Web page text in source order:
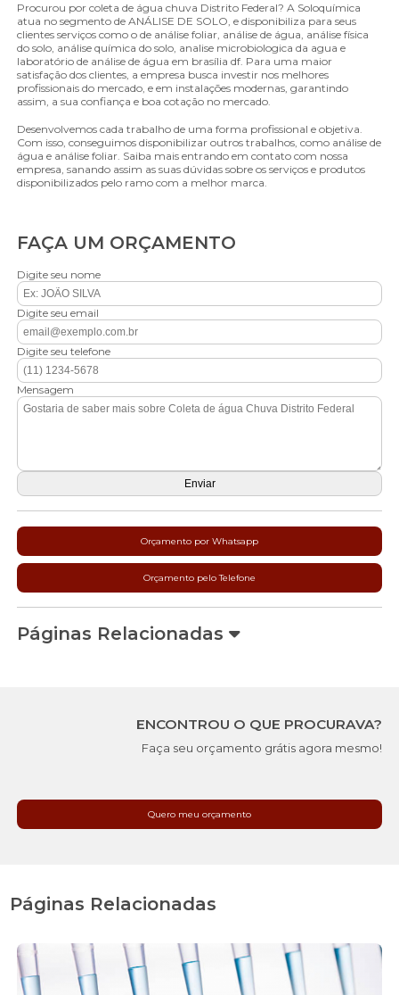
Procurou por coleta de água chuva Distrito Federal? A Soloquímica
atua no segmento de ANÁLISE DE SOLO, e disponibiliza para seus
clientes serviços como o de análise foliar, análise de água, análise física
do solo, análise química do solo, analise microbiologica da agua e
laboratório de análise de água em brasília df. Para uma maior
satisfação dos clientes, a empresa busca investir nos melhores
profissionais do mercado, e em instalações modernas, garantindo
assim, a sua confiança e boa cotação no mercado.
Desenvolvemos cada trabalho de uma forma profissional e objetiva.
Com isso, conseguimos disponibilizar outros trabalhos, como análise de
água e análise foliar. Saiba mais entrando em contato com nossa
empresa, sanando assim as suas dúvidas sobre os serviços e produtos
disponibilizados pelo ramo com a melhor marca.
FAÇA UM ORÇAMENTO
Digite seu nome
Digite seu email
Digite seu telefone
Mensagem
Orçamento por Whatsapp
Orçamento pelo Telefone
Páginas Relacionadas
ENCONTROU O QUE PROCURAVA?
Faça seu orçamento grátis agora mesmo!
Quero meu orçamento
Páginas Relacionadas